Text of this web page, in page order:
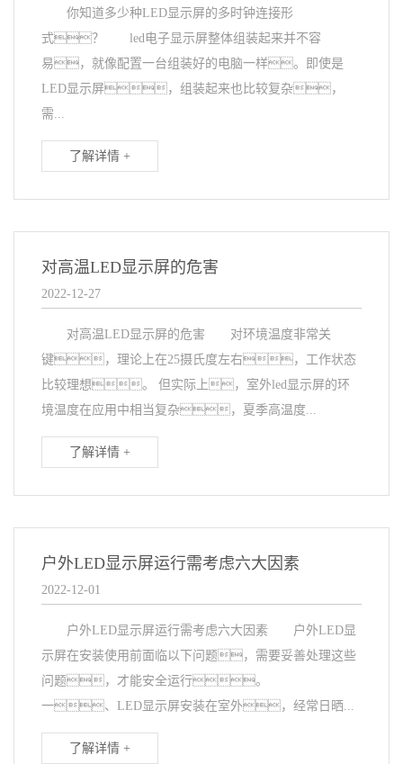
你知道多少种LED显示屏的多时钟连接形
式？ led电子显示屏整体组装起来并不容
易，就像配置一台组装好的电脑一样。即使是
LED显示屏，组装起来也比较复杂，
需...
了解详情 +
对高温LED显示屏的危害
2022-12-27
对高温LED显示屏的危害 对环境温度非常关
键，理论上在25摄氏度左右，工作状态
比较理想。 但实际上，室外led显示屏的环
境温度在应用中相当复杂，夏季高温度...
了解详情 +
户外LED显示屏运行需考虑六大因素
2022-12-01
户外LED显示屏运行需考虑六大因素 户外LED显
示屏在安装使用前面临以下问题，需要妥善处理这些
问题，才能安全运行。
一、LED显示屏安装在室外，经常日晒...
了解详情 +